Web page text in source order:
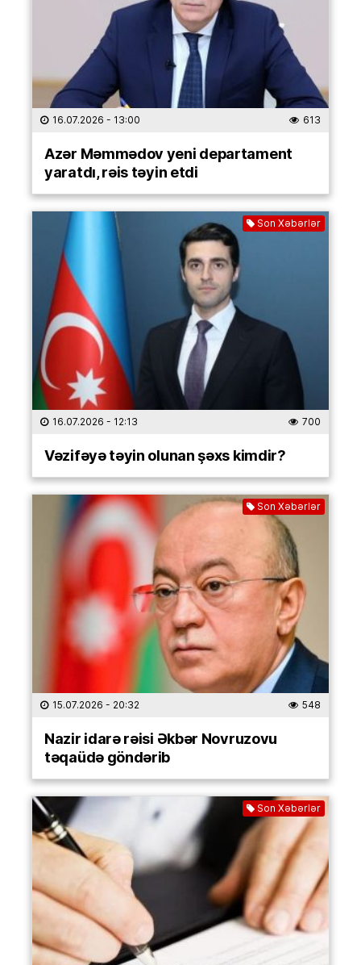
16.07.2026 - 13:00 613
Azər Məmmədov yeni departament
yaratdı, rəis təyin etdi
Son Xəbərlər
16.07.2026 - 12:13 700
Vəzifəyə təyin olunan şəxs kimdir?
Son Xəbərlər
15.07.2026 - 20:32 548
Nazir idarə rəisi Əkbər Novruzovu
təqaüdə göndərib
Son Xəbərlər